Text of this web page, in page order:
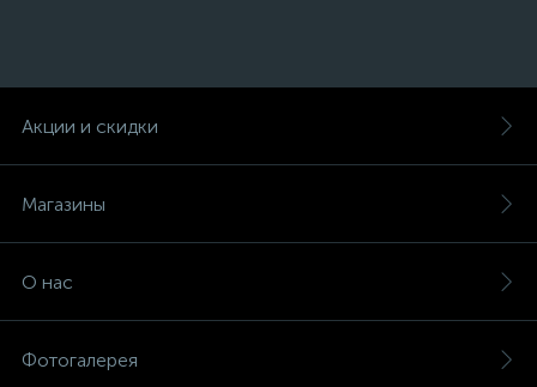
Акции и скидки
Магазины
О нас
Фотогалерея